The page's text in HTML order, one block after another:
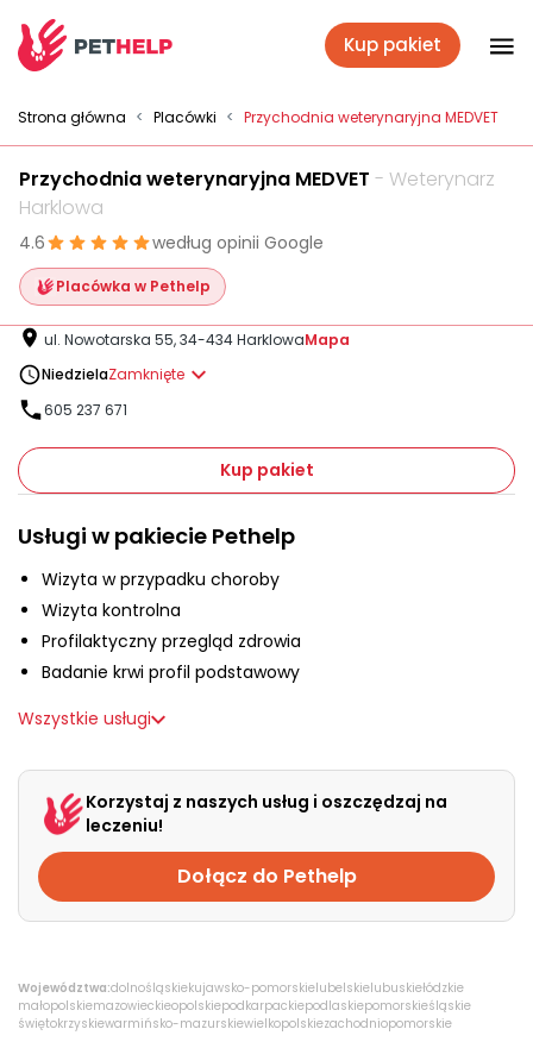
+48 790 277 277
EN
Pakiety weterynaryjne
Ubezpieczenie psa i kota
Benefit dla firm
O nas
Placówki
Zaloguj się
Kup pakiet
Strona główna < Placówki < Przychodnia weterynaryjna MEDVET
Przychodnia weterynaryjna MEDVET - Weterynarz
Harklowa
4.6 według opinii Google
Placówka w Pethelp
ul. Nowotarska 55, 34-434 HarklowaMapa
NiedzielaZamknięte
605 237 671
Kup pakiet
Usługi w pakiecie Pethelp
Wizyta w przypadku choroby
Wizyta kontrolna
Profilaktyczny przegląd zdrowia
Badanie krwi profil podstawowy
Wszystkie usługi
Korzystaj z naszych usług i oszczędzaj na
leczeniu!
Dołącz do Pethelp
Województwa:dolnośląskiekujawsko-pomorskielubelskielubuskiełódzkie
małopolskiemazowieckieopolskiepodkarpackiepodlaskiepomorskieśląskie
świętokrzyskiewarmińsko-mazurskiewielkopolskiezachodniopomorskie